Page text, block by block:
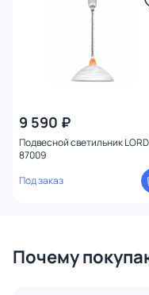
9 590 ₽
Подвесной светильник
87009
Под заказ
Почему
Тип помещения